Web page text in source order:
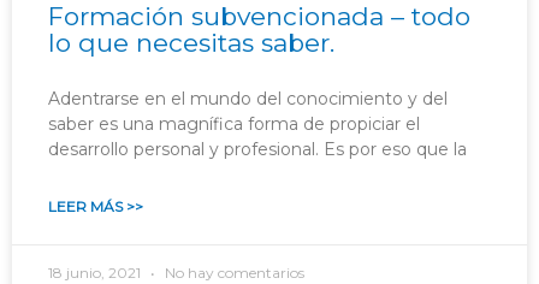
Formación subvencionada – todo
lo que necesitas saber.
Adentrarse en el mundo del conocimiento y del
saber es una magnífica forma de propiciar el
desarrollo personal y profesional. Es por eso que la
LEER MÁS >>
18 junio, 2021 No hay comentarios